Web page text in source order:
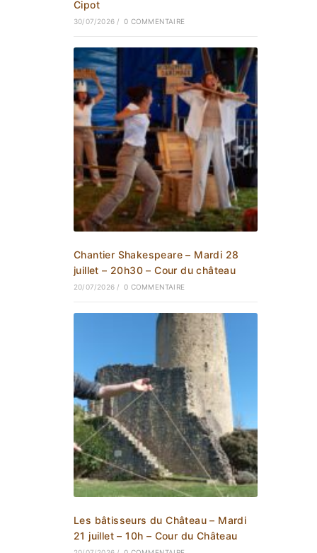
Cipot
30/07/2026 / 0 COMMENTAIRE
Chantier Shakespeare – Mardi 28
juillet – 20h30 – Cour du château
20/07/2026 / 0 COMMENTAIRE
Les bâtisseurs du Château – Mardi
21 juillet – 10h – Cour du Château